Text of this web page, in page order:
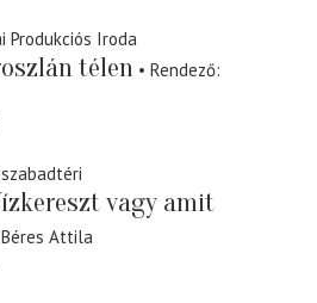
Produkciós Iroda
télen
Rendező
vagy amit
Béres Attila